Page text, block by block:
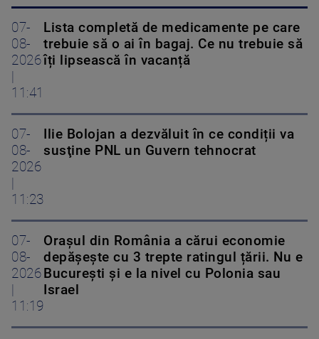
07-
08-
2026
11:41
Lista completă de medicamente pe care
trebuie să o ai în bagaj. Ce nu trebuie să
îți lipsească în vacanță
07-
08-
2026
11:23
Ilie Bolojan a dezvăluit în ce condiții va
susţine PNL un Guvern tehnocrat
07-
08-
2026
11:19
Orașul din România a cărui economie
depășește cu 3 trepte ratingul țării. Nu e
București și e la nivel cu Polonia sau
Israel